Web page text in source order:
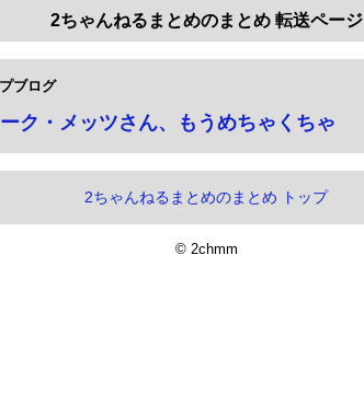
2ちゃんねるまとめのまとめ 転送ページ
ブログ
ク・メッツさん、もうめちゃくちゃ
2ちゃんねるまとめのまとめ トップ
© 2chmm